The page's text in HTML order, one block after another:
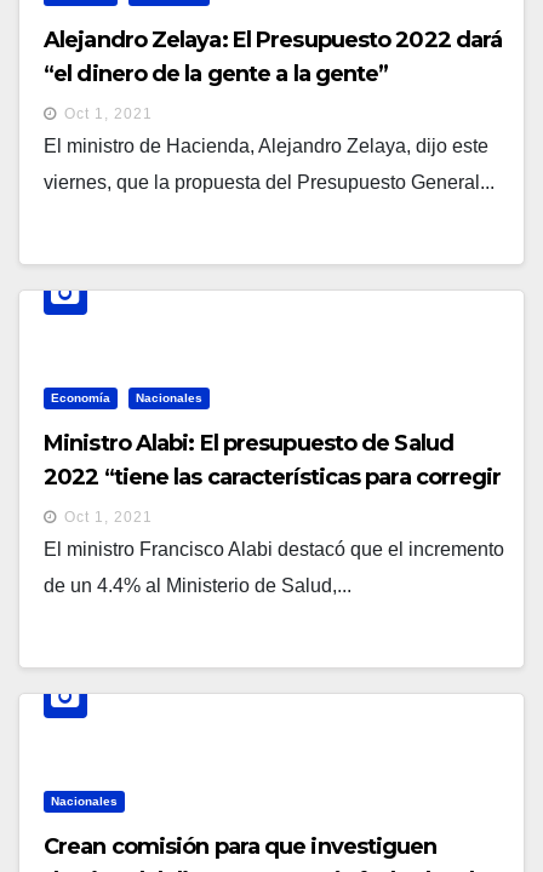
Alejandro Zelaya: El Presupuesto 2022 dará
“el dinero de la gente a la gente”
Oct 1, 2021
El ministro de Hacienda, Alejandro Zelaya, dijo este
viernes, que la propuesta del Presupuesto General...
Economía Nacionales
Ministro Alabi: El presupuesto de Salud
2022 “tiene las características para corregir
deficiencias del pasado
Oct 1, 2021
El ministro Francisco Alabi destacó que el incremento
de un 4.4% al Ministerio de Salud,...
Nacionales
Crean comisión para que investiguen